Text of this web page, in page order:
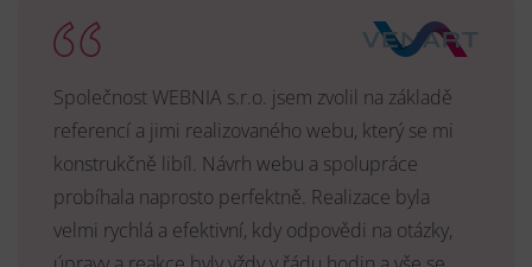
Společnost WEBNIA s.r.o. jsem zvolil na základě
referencí a jimi realizovaného webu, který se mi
konstrukčně libíl. Návrh webu a spolupráce
probíhala naprosto perfektně. Realizace byla
velmi rychlá a efektivní, kdy odpovědi na otázky,